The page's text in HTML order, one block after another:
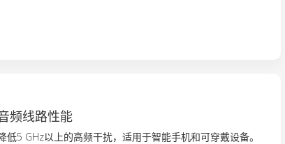
频线路性能
5 GHz以上的高频干扰，适用于智能手机和可穿戴设备。